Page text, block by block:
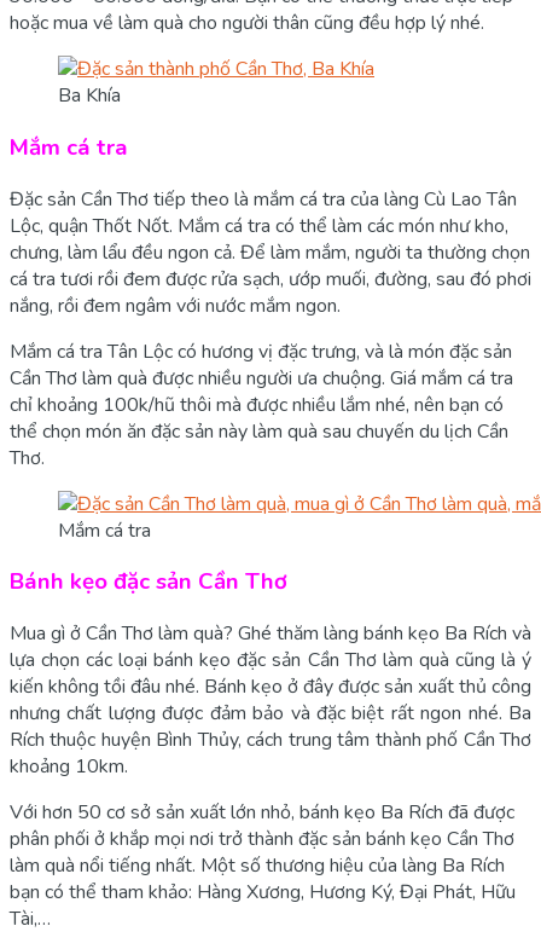
hoặc mua về làm quà cho người thân cũng đều hợp lý nhé.
Ba Khía
Mắm cá tra
Đặc sản Cần Thơ tiếp theo là mắm cá tra của làng Cù Lao Tân
Lộc, quận Thốt Nốt. Mắm cá tra có thể làm các món như kho,
chưng, làm lẩu đều ngon cả. Để làm mắm, người ta thường chọn
cá tra tươi rồi đem được rửa sạch, ướp muối, đường, sau đó phơi
nắng, rồi đem ngâm với nước mắm ngon.
Mắm cá tra Tân Lộc có hương vị đặc trưng, và là món đặc sản
Cần Thơ làm quà được nhiều người ưa chuộng. Giá mắm cá tra
chỉ khoảng 100k/hũ thôi mà được nhiều lắm nhé, nên bạn có
thể chọn món ăn đặc sản này làm quà sau chuyến du lịch Cần
Thơ.
Mắm cá tra
Bánh kẹo đặc sản Cần Thơ
Mua gì ở Cần Thơ làm quà? Ghé thăm làng bánh kẹo Ba Rích và
lựa chọn các loại bánh kẹo đặc sản Cần Thơ làm quà cũng là ý
kiến không tồi đâu nhé. Bánh kẹo ở đây được sản xuất thủ công
nhưng chất lượng được đảm bảo và đặc biệt rất ngon nhé. Ba
Rích thuộc huyện Bình Thủy, cách trung tâm thành phố Cần Thơ
khoảng 10km.
Với hơn 50 cơ sở sản xuất lớn nhỏ, bánh kẹo Ba Rích đã được
phân phối ở khắp mọi nơi trở thành đặc sản bánh kẹo Cần Thơ
làm quà nổi tiếng nhất. Một số thương hiệu của làng Ba Rích
bạn có thể tham khảo: Hàng Xương, Hương Ký, Đại Phát, Hữu
Tài,…